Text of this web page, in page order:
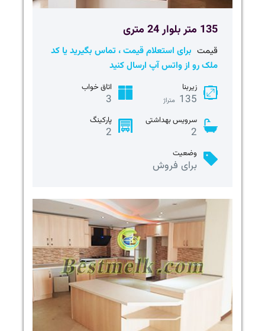
135 متر بلوار 24 متری
قیمت برای استعلام قیمت ، تماس بگیرید یا کد
ملک رو از واتس آپ ارسال کنید
زیربنا
135 متراژ
اتاق خواب
3
سرویس بهداشتی
2
پارکینگ
2
وضعیت
برای فروش